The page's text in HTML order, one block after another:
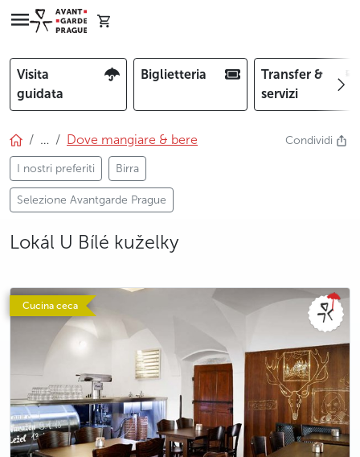
Visita
guidata
Biglietteria
Transfer &
servizi
… Dove mangiare & bere
I nostri preferiti Birra
Selezione Avantgarde Prague
Condividi
Lokál U Bílé kuželky
Cucina ceca
photo 5
photo 6
photo 7
photo 8
photo 9
photo 10
photo 11
photo 12